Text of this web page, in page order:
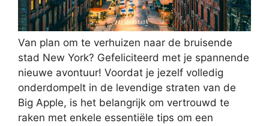
Van plan om te verhuizen naar de bruisende
stad New York? Gefeliciteerd met je spannende
nieuwe avontuur! Voordat je jezelf volledig
onderdompelt in de levendige straten van de
Big Apple, is het belangrijk om vertrouwd te
raken met enkele essentiële tips om een